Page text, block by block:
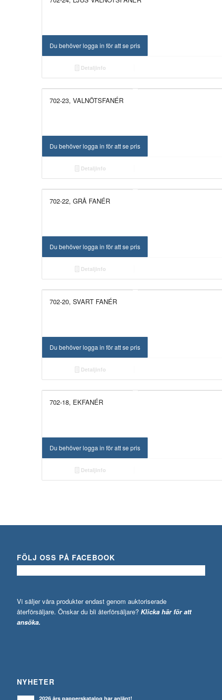
Du behöver logga in för att se pris
Detaljinfo
702-23, VALNÖTSFANÉR
Du behöver logga in för att se pris
Detaljinfo
702-22, GRÅ FANÉR
Du behöver logga in för att se pris
Detaljinfo
702-20, SVART FANÉR
Du behöver logga in för att se pris
Detaljinfo
702-18, EKFANÉR
Du behöver logga in för att se pris
Detaljinfo
FÖLJ OSS PÅ FACEBOOK
Vi säljer våra produkter endast genom auktoriserade
återförsäljare. Önskar du bli återförsäljare? Klicka här för att
ansöka.
NYHETER
2026 års papperskatalog har anlänt!